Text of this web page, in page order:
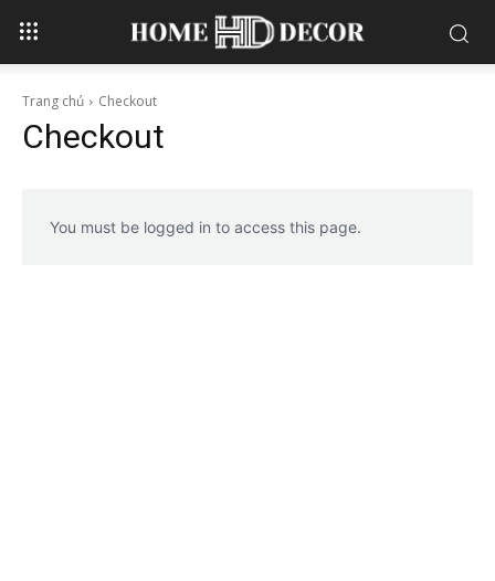
Trang chủ Checkout
Checkout
You must be logged in to access this page.